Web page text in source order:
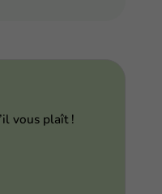
vous plaît !